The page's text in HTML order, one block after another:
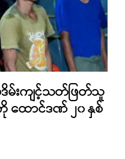
ဒိမ်းကျင့်သတ်ဖြတ်သူ
ထောင်ဒဏ် ၂၀ နှစ်